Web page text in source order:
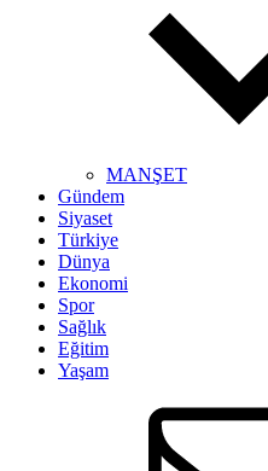
MANŞET
Gündem
Siyaset
Türkiye
Dünya
Ekonomi
Spor
Sağlık
Eğitim
Yaşam